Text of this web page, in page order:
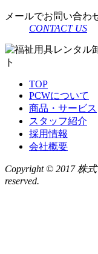
メールでお問い合わ
CONTACT US
TOP
PCWについて
商品・サービス
スタッフ紹介
採用情報
会社概要
Copyright © 2017 株
reserved.